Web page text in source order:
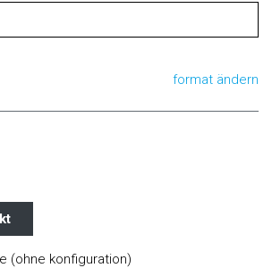
format ändern
(ohne konfiguration)